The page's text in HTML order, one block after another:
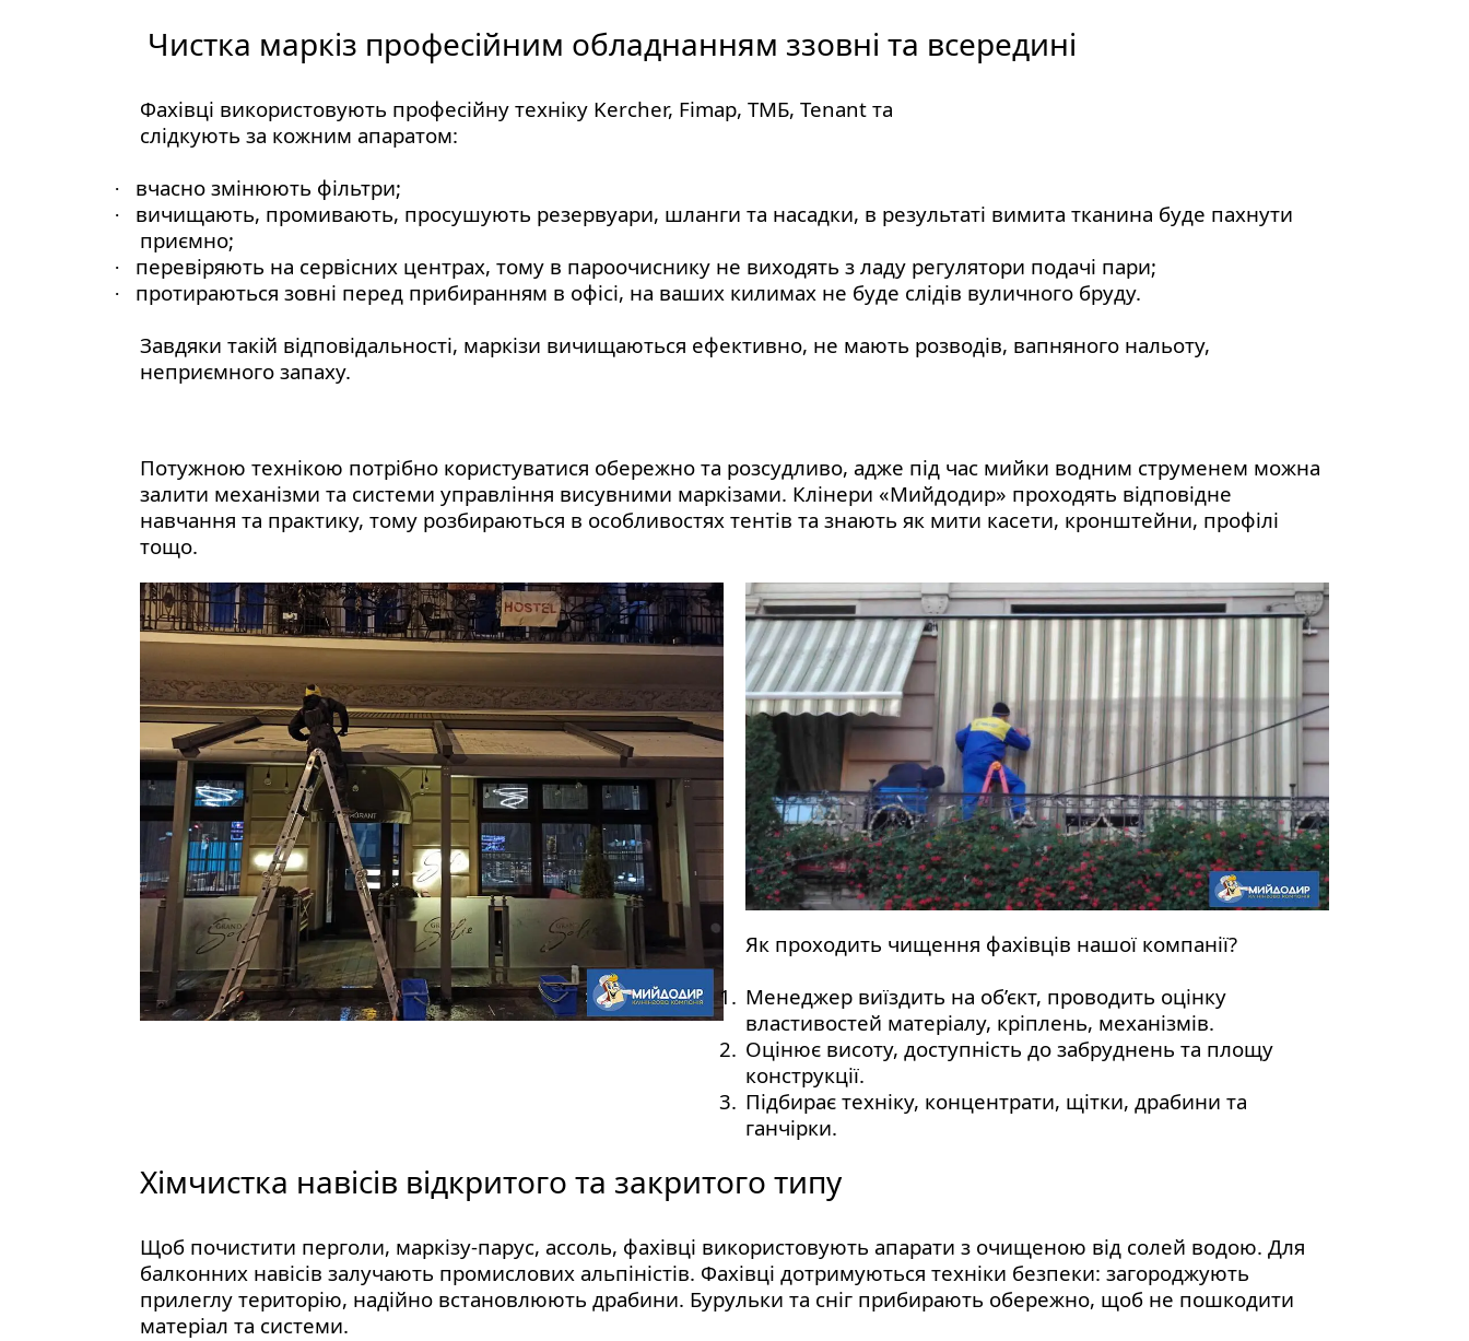
Чистка маркіз професійним обладнанням ззовні та всередині
Фахівці використовують професійну техніку Kercher, Fimap, ТМБ, Tenant та
слідкують за кожним апаратом:
· вчасно змінюють фільтри;
·
вичищають, промивають, просушують резервуари, шланги та насадки, в результаті вимита тканина буде пахнути
приємно;
· перевіряють на сервісних центрах, тому в пароочиснику не виходять з ладу регулятори подачі пари;
·
протираються зовні перед прибиранням в офісі, на ваших килимах не буде слідів вуличного бруду.
Завдяки такій відповідальності, маркізи вичищаються ефективно, не мають розводів, вапняного нальоту,
неприємного запаху.
Потужною технікою потрібно користуватися обережно та розсудливо, адже під час мийки водним струменем можна
залити механізми та системи управління висувними маркізами. Клінери «Мийдодир» проходять відповідне
навчання та практику, тому розбираються в особливостях тентів та знають як мити касети, кронштейни, профілі
тощо.
Як проходить чищення фахівців нашої компанії?
1. Менеджер виїздить на об’єкт, проводить оцінку
властивостей матеріалу, кріплень, механізмів.
2. Оцінює висоту, доступність до забруднень та площу
конструкції.
3. Підбирає техніку, концентрати, щітки, драбини та
ганчірки.
Хімчистка навісів відкритого та закритого типу
Щоб почистити перголи, маркізу-парус, ассоль, фахівці використовують апарати з очищеною від солей водою. Для
балконних навісів залучають промислових альпіністів. Фахівці дотримуються техніки безпеки: загороджують
прилеглу територію, надійно встановлюють драбини. Бурульки та сніг прибирають обережно, щоб не пошкодити
матеріал та системи.